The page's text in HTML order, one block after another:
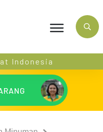
Indonesia